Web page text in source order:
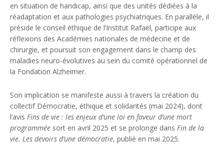
en situation de handicap, ainsi que des unités dédiées à la
réadaptation et aux pathologies psychiatriques. En parallèle, il
préside le conseil éthique de l’Institut Rafaël, participe aux
réflexions des Académies nationales de médecine et de
chirurgie, et poursuit son engagement dans le champ des
maladies neuro-évolutives au sein du comité opérationnel de
la Fondation Alzheimer.
Son implication se manifeste aussi à travers la création du
collectif Démocratie, éthique et solidarités (mai 2024), dont
l’avis Fins de vie : les enjeux d’une loi en faveur d’une mort
programmée sort en avril 2025 et se prolonge dans Fin de la
vie. Les devoirs d’une démocratie, publié en mai 2025.